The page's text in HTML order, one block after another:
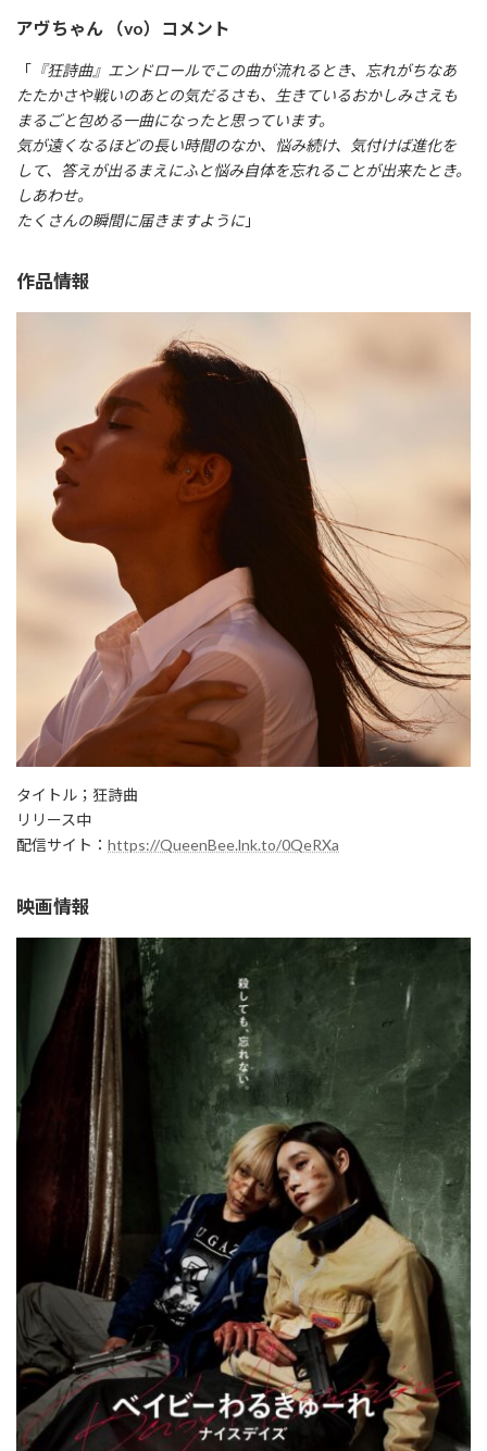
アヴちゃん （vo）コメント
「 『狂詩曲』エンドロールでこの曲が流れるとき、忘れがちなあ
たたかさや戦いのあとの気だるさも、生きているおかしみさえも
まるごと包める一曲になったと思っています。
気が遠くなるほどの長い時間のなか、悩み続け、気付けば進化を
して、答えが出るまえにふと悩み自体を忘れることが出来たとき。
しあわせ。
たくさんの瞬間に届きますように」
作品情報
タイトル；狂詩曲
リリース中
配信サイト： https://QueenBee.lnk.to/0QeRXa
映画情報